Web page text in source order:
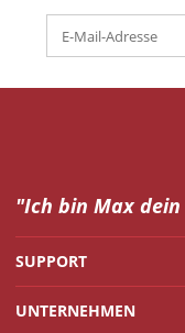
"Ich bin Max dein
SUPPORT
UNTERNEHMEN